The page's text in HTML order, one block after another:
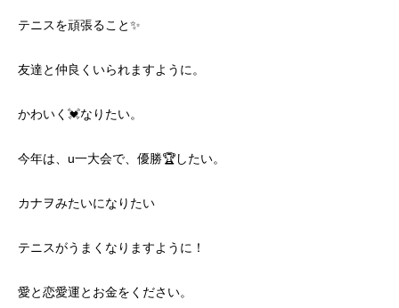
テニスを頑張ること✨
友達と仲良くいられますように。
かわいく💓なりたい。
今年は、u一大会で、優勝🏆したい。
カナヲみたいになりたい
テニスがうまくなりますように！
愛と恋愛運とお金をください。